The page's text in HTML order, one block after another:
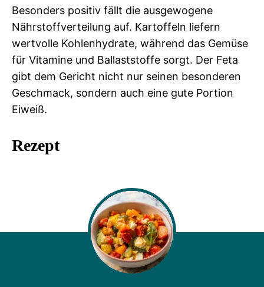
Besonders positiv fällt die ausgewogene
Nährstoffverteilung auf. Kartoffeln liefern
wertvolle Kohlenhydrate, während das Gemüse
für Vitamine und Ballaststoffe sorgt. Der Feta
gibt dem Gericht nicht nur seinen besonderen
Geschmack, sondern auch eine gute Portion
Eiweiß.
Rezept